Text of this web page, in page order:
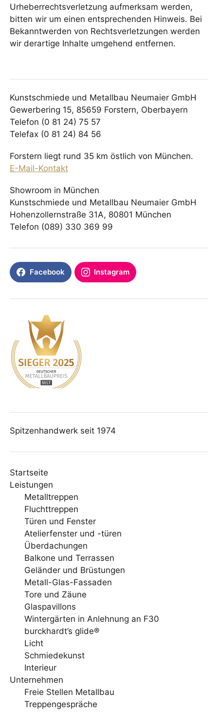
Urheberrechtsverletzung aufmerksam werden,
bitten wir um einen entsprechenden Hinweis. Bei
Bekanntwerden von Rechtsverletzungen werden
wir derartige Inhalte umgehend entfernen.
Kunstschmiede und Metallbau Neumaier GmbH
Gewerbering 15, 85659 Forstern, Oberbayern
Telefon (0 81 24) 75 57
Telefax (0 81 24) 84 56
Forstern liegt rund 35 km östlich von München.
E-Mail-Kontakt
Showroom in München
Kunstschmiede und Metallbau Neumaier GmbH
Hohenzollernstraße 31A, 80801 München
Telefon (089) 330 369 99
Facebook Instagram
Spitzenhandwerk seit 1974
Startseite
Leistungen
Metalltreppen
Fluchttreppen
Türen und Fenster
Atelierfenster und -türen
Überdachungen
Balkone und Terrassen
Geländer und Brüstungen
Metall-Glas-Fassaden
Tore und Zäune
Glaspavillons
Wintergärten in Anlehnung an F30
burckhardt’s glide®
Licht
Schmiedekunst
Interieur
Unternehmen
Freie Stellen Metallbau
Treppengespräche